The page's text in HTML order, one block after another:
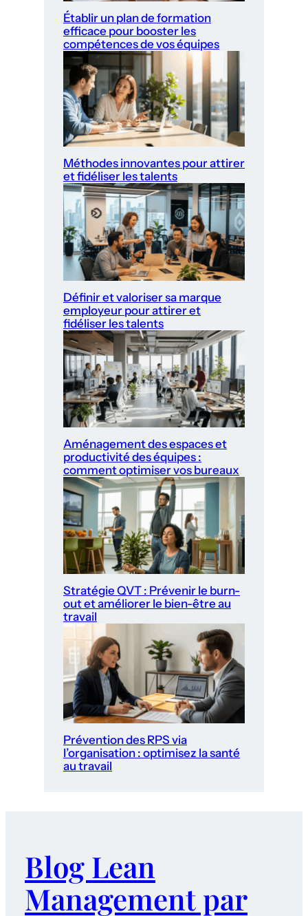
Établir un plan de formation
efficace pour booster les
compétences de vos équipes
Méthodes innovantes pour attirer
et fidéliser les talents
Définir et valoriser sa marque
employeur pour attirer et
fidéliser les talents
Aménagement des espaces et
productivité des équipes :
comment optimiser vos bureaux
Stratégie QVT : Prévenir le burn-
out et améliorer le bien-être au
travail
Prévention des RPS via
l’organisation : optimisez la santé
au travail
Blog Lean
Management par